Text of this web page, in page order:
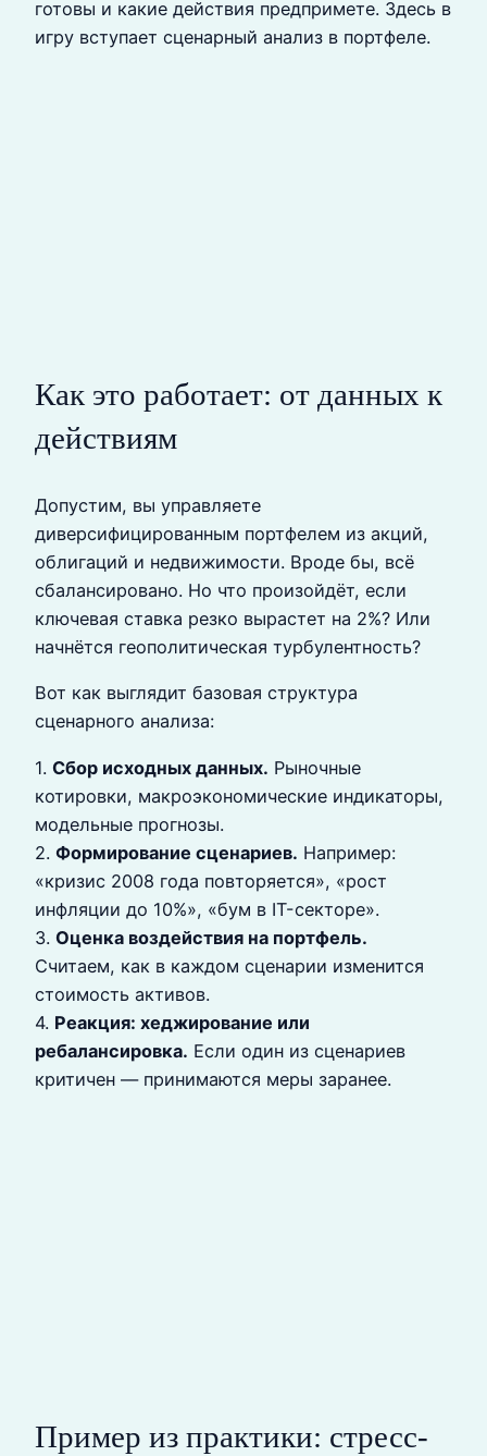
готовы и какие действия предпримете. Здесь в
игру вступает сценарный анализ в портфеле.
Как это работает: от данных к
действиям
Допустим, вы управляете
диверсифицированным портфелем из акций,
облигаций и недвижимости. Вроде бы, всё
сбалансировано. Но что произойдёт, если
ключевая ставка резко вырастет на 2%? Или
начнётся геополитическая турбулентность?
Вот как выглядит базовая структура
сценарного анализа:
1. Сбор исходных данных. Рыночные
котировки, макроэкономические индикаторы,
модельные прогнозы.
2. Формирование сценариев. Например:
«кризис 2008 года повторяется», «рост
инфляции до 10%», «бум в IT-секторе».
3. Оценка воздействия на портфель.
Считаем, как в каждом сценарии изменится
стоимость активов.
4. Реакция: хеджирование или
ребалансировка. Если один из сценариев
критичен — принимаются меры заранее.
Пример из практики: стресс-